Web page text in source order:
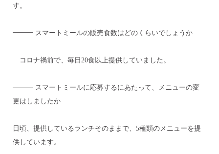
す。
━━━ スマートミールの販売食数はどのくらいでしょうか
コロナ禍前で、毎日20食以上提供していました。
━━━ スマートミールに応募するにあたって、メニューの変
更はしましたか
日頃、提供しているランチそのままで、5種類のメニューを提
供しています。